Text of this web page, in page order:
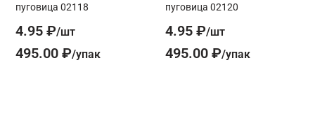
пуговица 02118
4.95 ₽
495.00 ₽
пуговица 02120
4.95 ₽
495.00 ₽